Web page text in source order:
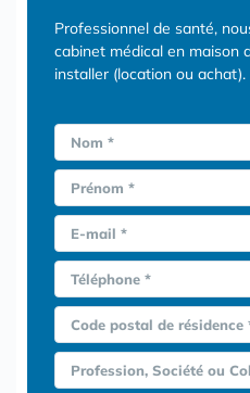
Professionnel de santé,
cabinet médical en maison
installer (location ou achat).
Nom *
Prénom *
E-mail *
Téléphone *
Code postal de résidence
Profession, Société ou